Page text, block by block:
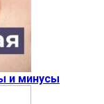
и минусы